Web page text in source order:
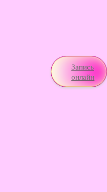
Запись
онлайн